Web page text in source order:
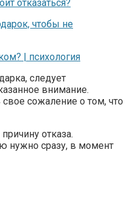
следует
внимание.
сожаление о том, что
отказа.
нужно сразу, в момент